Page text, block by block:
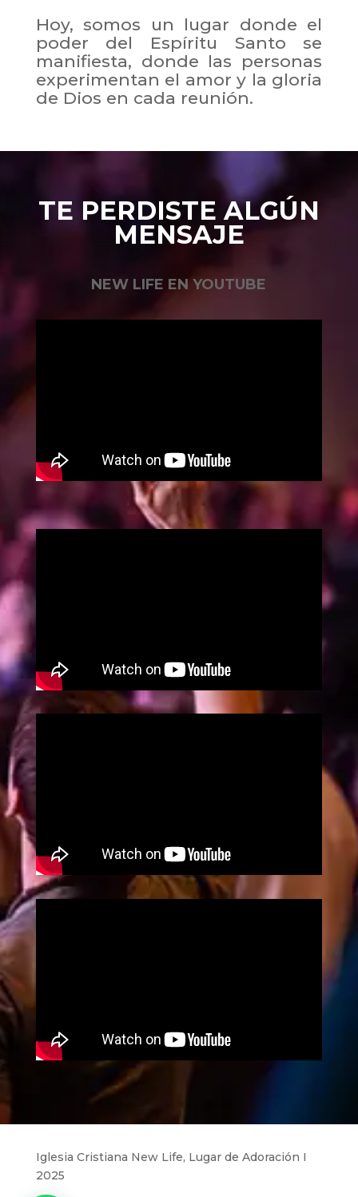
Hoy, somos un lugar donde el
poder del Espíritu Santo se
manifiesta, donde las personas
experimentan el amor y la gloria
de Dios en cada reunión.
TE PERDISTE ALGÚN
MENSAJE
NEW LIFE EN YOUTUBE
Iglesia Cristiana New Life, Lugar de Adoración I
2025